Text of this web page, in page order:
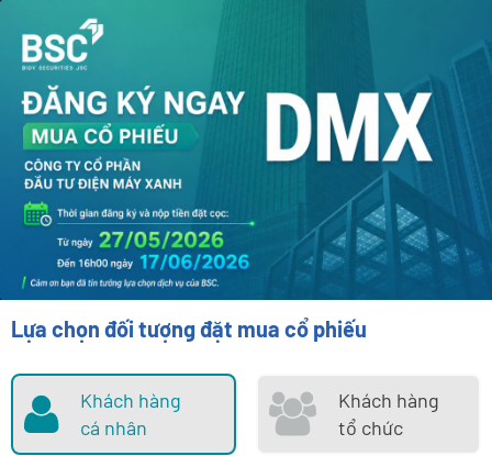
Lựa chọn đối tượng đặt mua cổ phiếu
Khách hàng
cá nhân
Khách hàng
tổ chức